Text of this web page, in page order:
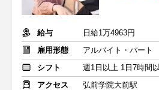
給与
日給1万4963円
雇用形態
アルバイト・パート
シフト
週1日以上 1日7時間
アクセス
弘前学院大前駅